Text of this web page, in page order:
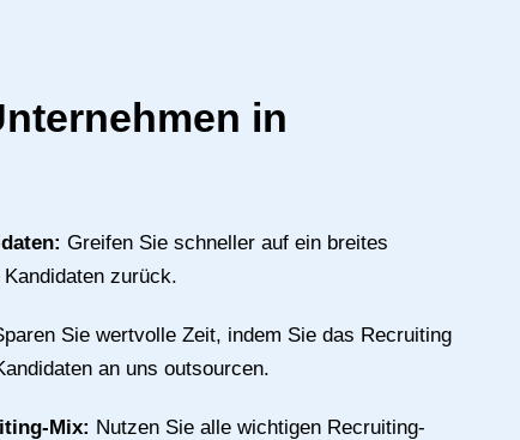
in
Greifen Sie schneller auf ein breites
zurück.
Sie wertvolle Zeit, indem Sie das Recruiting
an uns outsourcen.
Mix: Nutzen Sie alle wichtigen Recruiting-